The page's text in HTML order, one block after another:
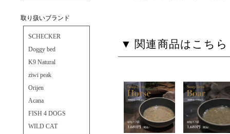
取り扱いブランド
SCHECKER
Doggy bed
K9 Natural
ziwi peak
Orijen
Acana
FISH 4 DOGS
WILD CAT
関連商品はこちら